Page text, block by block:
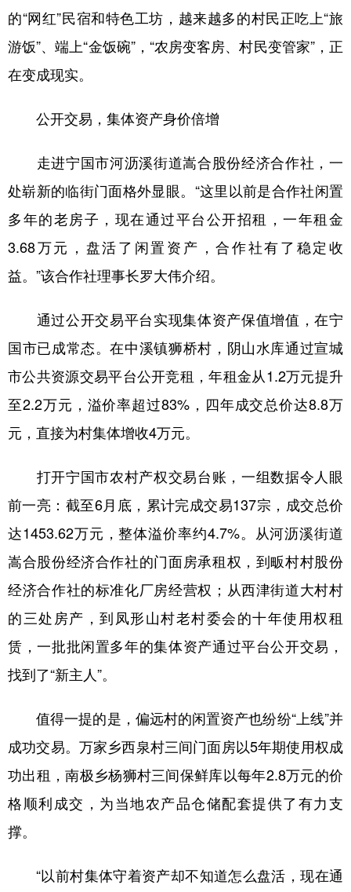
的“网红”民宿和特色工坊，越来越多的村民正吃上“旅
游饭”、端上“金饭碗”，“农房变客房、村民变管家”，正
在变成现实。
公开交易，集体资产身价倍增
走进宁国市河沥溪街道嵩合股份经济合作社，一
处崭新的临街门面格外显眼。“这里以前是合作社闲置
多年的老房子，现在通过平台公开招租，一年租金
3.68万元，盘活了闲置资产，合作社有了稳定收
益。”该合作社理事长罗大伟介绍。
通过公开交易平台实现集体资产保值增值，在宁
国市已成常态。在中溪镇狮桥村，阴山水库通过宣城
市公共资源交易平台公开竞租，年租金从1.2万元提升
至2.2万元，溢价率超过83%，四年成交总价达8.8万
元，直接为村集体增收4万元。
打开宁国市农村产权交易台账，一组数据令人眼
前一亮：截至6月底，累计完成交易137宗，成交总价
达1453.62万元，整体溢价率约4.7%。从河沥溪街道
嵩合股份经济合作社的门面房承租权，到畈村村股份
经济合作社的标准化厂房经营权；从西津街道大村村
的三处房产，到凤形山村老村委会的十年使用权租
赁，一批批闲置多年的集体资产通过平台公开交易，
找到了“新主人”。
值得一提的是，偏远村的闲置资产也纷纷“上线”并
成功交易。万家乡西泉村三间门面房以5年期使用权成
功出租，南极乡杨狮村三间保鲜库以每年2.8万元的价
格顺利成交，为当地农产品仓储配套提供了有力支
撑。
“以前村集体守着资产却不知道怎么盘活，现在通